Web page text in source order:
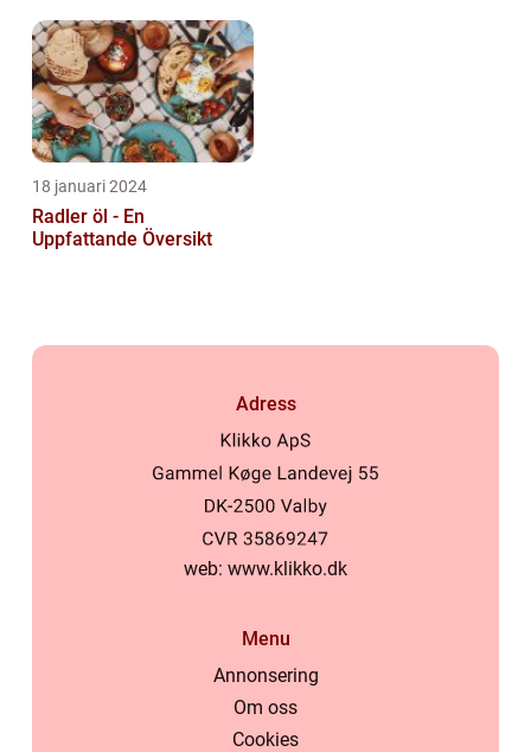
18 januari 2024
Radler öl - En
Uppfattande Översikt
Adress
web: www.klikko.dk
Menu
Annonsering
Om oss
Cookies